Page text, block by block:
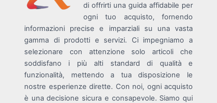
di offrirti una guida affidabile per
ogni tuo acquisto, fornendo
informazioni precise e imparziali su una vasta
gamma di prodotti e servizi. Ci impegniamo a
selezionare con attenzione solo articoli che
soddisfano i più alti standard di qualità e
funzionalità, mettendo a tua disposizione le
nostre esperienze dirette. Con noi, ogni acquisto
è una decisione sicura e consapevole. Siamo qui